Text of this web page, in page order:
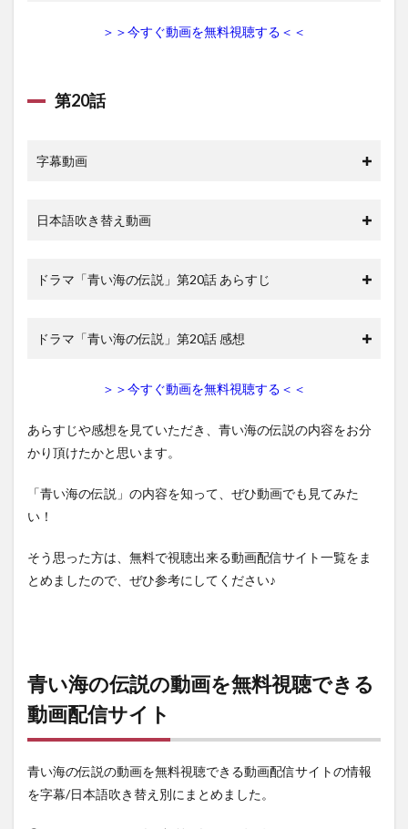
＞＞今すぐ動画を無料視聴する＜＜
第20話
字幕動画
日本語吹き替え動画
ドラマ「青い海の伝説」第20話 あらすじ
ドラマ「青い海の伝説」第20話 感想
＞＞今すぐ動画を無料視聴する＜＜
あらすじや感想を見ていただき、青い海の伝説の内容をお分
かり頂けたかと思います。
「青い海の伝説」の内容を知って、ぜひ動画でも見てみた
い！
そう思った方は、無料で視聴出来る動画配信サイト一覧をま
とめましたので、ぜひ参考にしてください♪
青い海の伝説の動画を無料視聴できる
動画配信サイト
青い海の伝説の動画を無料視聴できる動画配信サイトの情報
を字幕/日本語吹き替え別にまとめました。